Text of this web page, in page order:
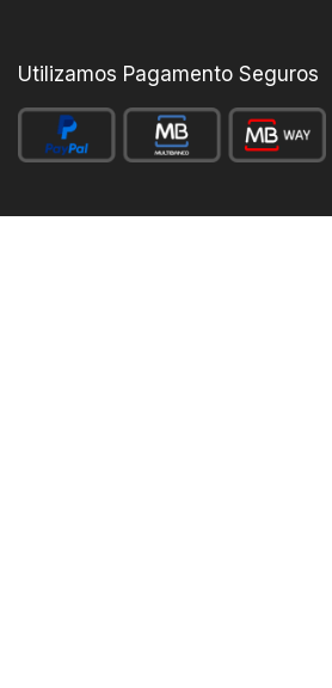
Utilizamos Pagamento Seguros